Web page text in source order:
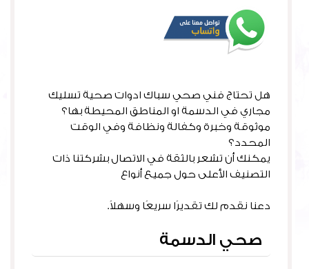
هل تحتاج فني صحي سباك ادوات صحية تسليك
مجاري في الدسمة او المناطق المحيطة بها؟
موثوقة وخبرة وكفالة ونظافة وفي الوقت
المحدد؟
يمكنك أن تشعر بالثقة في الاتصال بشركتنا ذات
التصنيف الأعلى حول جميع أنواع
دعنا نقدم لك تقديرًا سريعًا وسهلاً.
صحي الدسمة